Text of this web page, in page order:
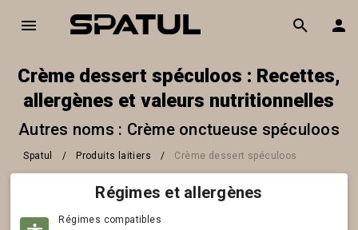
Crème dessert spéculoos : Recettes,
allergènes et valeurs nutritionnelles
Autres noms : Crème onctueuse spéculoos
Spatul / Produits laitiers / Crème dessert spéculoos
Régimes et allergènes
Régimes compatibles